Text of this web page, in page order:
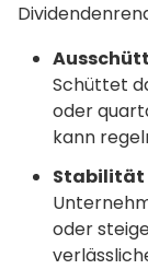
Schüttet
oder
kann
Stabilität
oder